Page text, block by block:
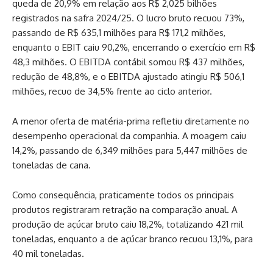
queda de 20,9% em relação aos R$ 2,025 bilhões
registrados na safra 2024/25. O lucro bruto recuou 73%,
passando de R$ 635,1 milhões para R$ 171,2 milhões,
enquanto o EBIT caiu 90,2%, encerrando o exercício em R$
48,3 milhões. O EBITDA contábil somou R$ 437 milhões,
redução de 48,8%, e o EBITDA ajustado atingiu R$ 506,1
milhões, recuo de 34,5% frente ao ciclo anterior.
A menor oferta de matéria-prima refletiu diretamente no
desempenho operacional da companhia. A moagem caiu
14,2%, passando de 6,349 milhões para 5,447 milhões de
toneladas de cana.
Como consequência, praticamente todos os principais
produtos registraram retração na comparação anual. A
produção de açúcar bruto caiu 18,2%, totalizando 421 mil
toneladas, enquanto a de açúcar branco recuou 13,1%, para
40 mil toneladas.